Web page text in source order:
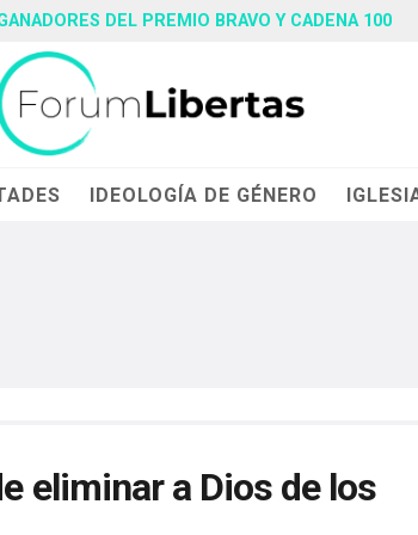
DEL PREMIO BRAVO Y CADENA 100
IDEOLOGÍA DE GÉNERO
eliminar a Dios de los